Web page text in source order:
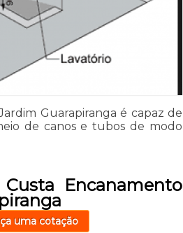
Guarapiranga é capaz de
de canos e tubos de modo
Encanamento
uma cotação